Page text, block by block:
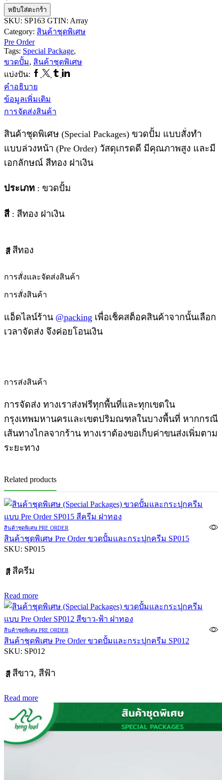
ชุด
พิเศษ
Pre
Order
ขวด
ปั้ม
SP163
ชิ้น
หยิบใส่ตะกร้า
SKU: SP163 GTIN: Array
Category: สินค้าชุดพิเศษ
Pre Order
Tags: Special Package,
ขวดปั้ม, สินค้าชุดพิเศษ
แบ่งปัน: Facebook
Twitter
TumblrLinkedin
คำอธิบาย
ข้อมูลเพิ่มเติม
การจัดส่งสินค้า
สินค้าชุดพิเศษ (Special Packages) ขวดปั้ม แบบสั่งทำ
แบบล่วงหน้า (Pre Order) วัสดุเกรดดี มีคุณภาพสูง และมี
เอกลักษณ์ สีทอง ฝาเงิน
ประเภท : ขวดปั้ม
สี: สีทอง ฝาเงิน
สี สีทอง
การสั่งและจัดส่งสินค้า
การสั่งสินค้า
แอ็ดไลน์ร้าน @packing เพื่อเช็คสต็อคสินค้าจากนั้นเลือก
เวลาจัดส่ง จึงค่อยโอนเงิน
การส่งสินค้า
การจัดส่ง ทางเราส่งฟรีทุกพื้นที่และทุกเขตใน
กรุงเทพมหานครและเขตปริมณฑลในบางพื้นที่ หากกรณี
เส้นทางไกลจากร้าน ทางเราต้องขอเก็บค่าขนส่งเพิ่มตาม
ระยะทาง
Related products
สินค้าชุดพิเศษ PRE ORDER
สินค้าชุดพิเศษ Pre Order ขวดปั้มและกระปุกครีม SP015
SKU: SP015
สี สีครีม
Read more
สินค้าชุดพิเศษ PRE ORDER
สินค้าชุดพิเศษ Pre Order ขวดปั้มและกระปุกครีม SP012
SKU: SP012
สี สีขาว, สีฟ้า
Read more